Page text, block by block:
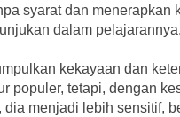
syarat dan menerapkan
dalam pelajarannya.
kekayaan dan
populer, tetapi, dengan
dia menjadi lebih sensitif,